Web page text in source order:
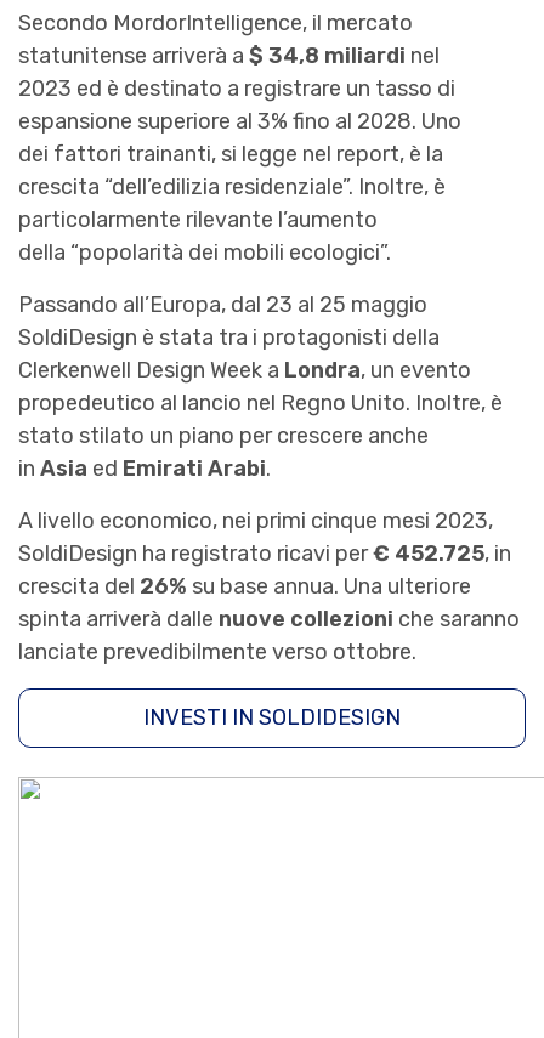
Secondo MordorIntelligence, il mercato
statunitense arriverà a $ 34,8 miliardi nel
2023 ed è destinato a registrare un tasso di
espansione superiore al 3% fino al 2028. Uno
dei fattori trainanti, si legge nel report, è la
crescita “dell’edilizia residenziale”. Inoltre, è
particolarmente rilevante l’aumento
della “popolarità dei mobili ecologici”.
Passando all’Europa, dal 23 al 25 maggio
SoldiDesign è stata tra i protagonisti della
Clerkenwell Design Week a Londra, un evento
propedeutico al lancio nel Regno Unito. Inoltre, è
stato stilato un piano per crescere anche
in Asia ed Emirati Arabi.
A livello economico, nei primi cinque mesi 2023,
SoldiDesign ha registrato ricavi per€ 452.725, in
crescita del 26% su base annua. Una ulteriore
spinta arriverà dalle nuove collezioni che saranno
lanciate prevedibilmente verso ottobre.
INVESTI IN SOLDIDESIGN